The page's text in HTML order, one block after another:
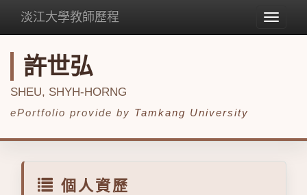
Toggle
淡江大學教師歷程
許世弘
SHEU, SHYH-HORNG
ePortfolio provide by Tamkang University
個人資歷